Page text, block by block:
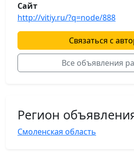
Сайт
http://vitiy.ru/?q=node/888
Связаться с
Все объявления
Регион
Смоленская область